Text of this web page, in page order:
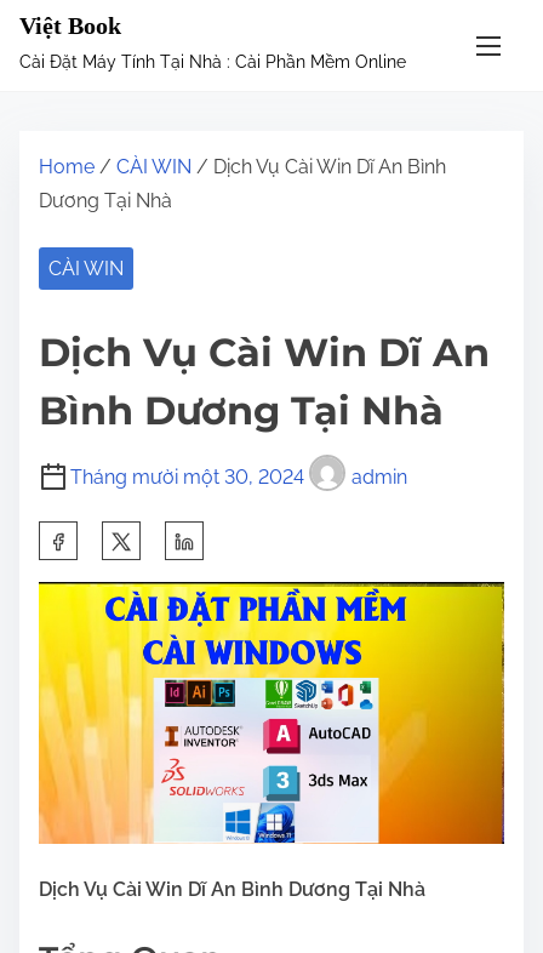
Việt Book
Cài Đặt Máy Tính Tại Nhà : Cài Phần Mềm Online
Home / CÀI WIN / Dịch Vụ Cài Win Dĩ An Bình
Dương Tại Nhà
CÀI WIN
Dịch Vụ Cài Win Dĩ An
Bình Dương Tại Nhà
Tháng mười một 30, 2024 admin
h
s
p
o
t
Dịch Vụ Cài Win Dĩ An Bình Dương Tại Nhà